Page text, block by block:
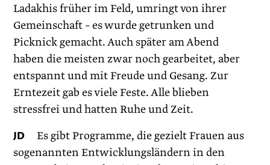
Ladakhis früher im Feld, umringt von ihrer
Gemeinschaft – es wurde getrunken und
Picknick gemacht. Auch später am Abend
haben die meisten zwar noch gearbeitet, aber
entspannt und mit Freude und Gesang. Zur
Erntezeit gab es viele Feste. Alle blieben
stressfrei und hatten Ruhe und Zeit.
JD Es gibt Programme, die gezielt Frauen aus
sogenannten Entwicklungsländern in den